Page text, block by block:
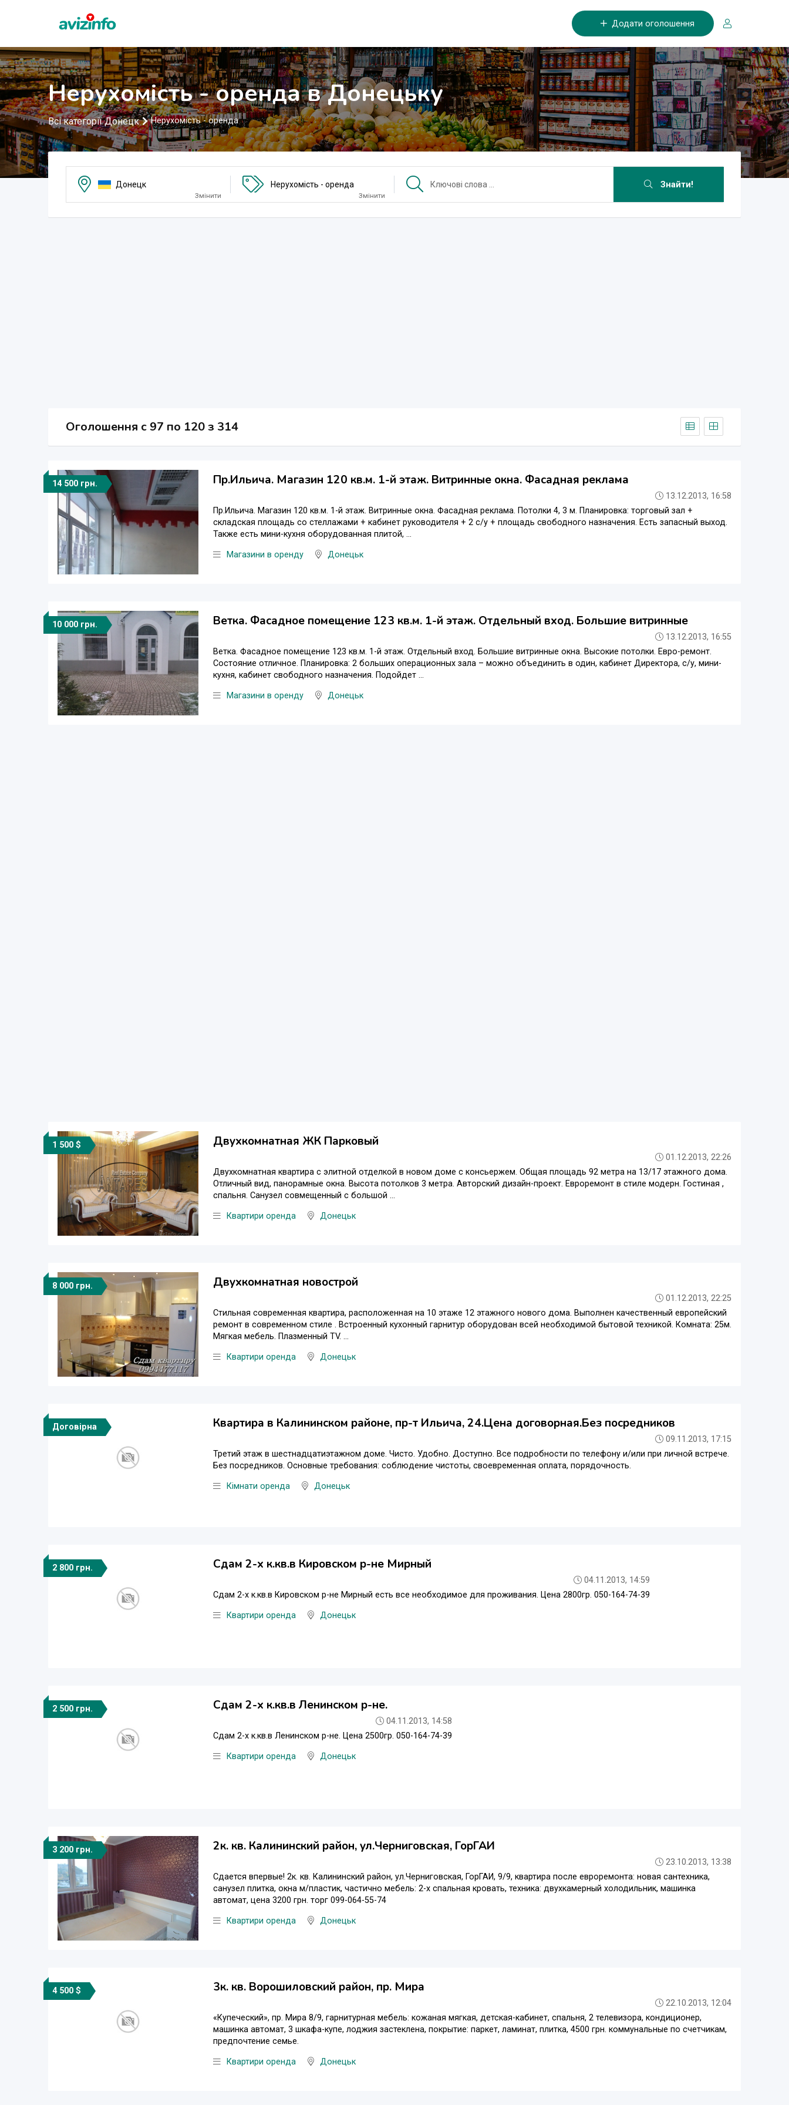
Додати оголошення
Нерухомість - оренда в Донецьку
Всі категорії Донецк Нерухомість - оренда
Донецк
Змінити
Нерухомість - оренда
Змінити
Знайти!
Оголошення c 97 по 120 з 314
14 500 грн. Пр.Ильича. Магазин 120 кв.м. 1-й этаж. Витринные окна. Фасадная реклама
13.12.2013, 16:58
Пр.Ильича. Магазин 120 кв.м. 1-й этаж. Витринные окна. Фасадная реклама. Потолки 4, 3 м. Планировка: торговый зал +
складская площадь со стеллажами + кабинет руководителя + 2 с/у + площадь свободного назначения. Есть запасный выход.
Также есть мини-кухня оборудованная плитой, ...
Магазини в оренду Донецьк
10 000 грн. Ветка. Фасадное помещение 123 кв.м. 1-й этаж. Отдельный вход. Большие витринные
13.12.2013, 16:55
Ветка. Фасадное помещение 123 кв.м. 1-й этаж. Отдельный вход. Большие витринные окна. Высокие потолки. Евро-ремонт.
Состояние отличное. Планировка: 2 больших операционных зала – можно объединить в один, кабинет Директора, с/у, мини-
кухня, кабинет свободного назначения. Подойдет ...
Магазини в оренду Донецьк
1 500 $ Двухкомнатная ЖК Парковый
01.12.2013, 22:26
Двухкомнатная квартира с элитной отделкой в новом доме с консьержем. Общая площадь 92 метра на 13/17 этажного дома.
Отличный вид, панорамные окна. Высота потолков 3 метра. Авторский дизайн-проект. Евроремонт в стиле модерн. Гостиная ,
спальня. Санузел совмещенный с большой ...
Квартири оренда Донецьк
8 000 грн. Двухкомнатная новострой
01.12.2013, 22:25
Стильная современная квартира, расположенная на 10 этаже 12 этажного нового дома. Выполнен качественный европейский
ремонт в современном стиле . Встроенный кухонный гарнитур оборудован всей необходимой бытовой техникой. Комната: 25м.
Мягкая мебель. Плазменный TV. ...
Квартири оренда Донецьк
Договірна Квартира в Калининском районе, пр-т Ильича, 24.Цена договорная.Без посредников
09.11.2013, 17:15
Третий этаж в шестнадцатиэтажном доме. Чисто. Удобно. Доступно. Все подробности по телефону и/или при личной встрече.
Без посредников. Основные требования: соблюдение чистоты, своевременная оплата, порядочность.
Кімнати оренда Донецьк
2 800 грн. Сдам 2-х к.кв.в Кировском р-не Мирный
04.11.2013, 14:59
Сдам 2-х к.кв.в Кировском р-не Мирный есть все необходимое для проживания. Цена 2800гр. 050-164-74-39
Квартири оренда Донецьк
2 500 грн. Сдам 2-х к.кв.в Ленинском р-не.
04.11.2013, 14:58
Сдам 2-х к.кв.в Ленинском р-не. Цена 2500гр. 050-164-74-39
Квартири оренда Донецьк
3 200 грн. 2к. кв. Калининский район, ул.Черниговская, ГорГАИ
23.10.2013, 13:38
Сдается впервые! 2к. кв. Калининский район, ул.Черниговская, ГорГАИ, 9/9, квартира после евроремонта: новая сантехника,
санузел плитка, окна м/пластик, частично мебель: 2-х спальная кровать, техника: двухкамерный холодильник, машинка
автомат, цена 3200 грн. торг 099-064-55-74
Квартири оренда Донецьк
4 500 $ 3к. кв. Ворошиловский район, пр. Мира
22.10.2013, 12:04
«Купеческий», пр. Мира 8/9, гарнитурная мебель: кожаная мягкая, детская-кабинет, спальня, 2 телевизора, кондиционер,
машинка автомат, 3 шкафа-купе, лоджия застеклена, покрытие: паркет, ламинат, плитка, 4500 грн. коммунальные по счетчикам,
предпочтение семье.
Квартири оренда Донецьк